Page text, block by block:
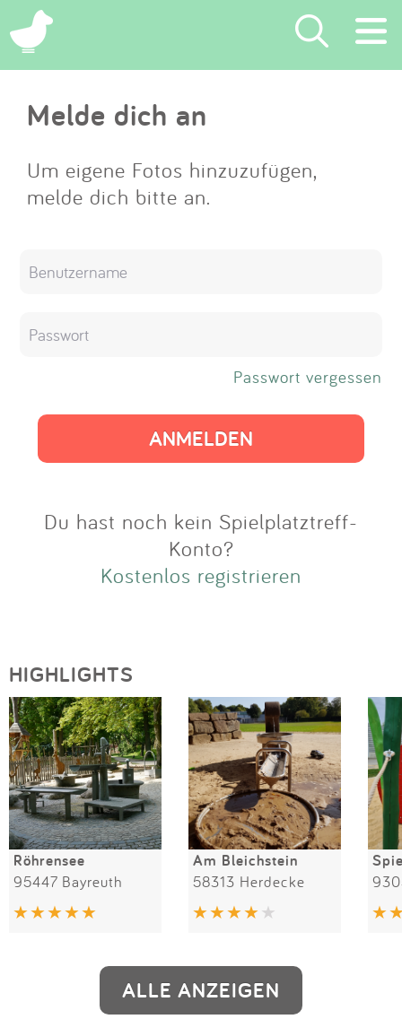
×
Suchen
Eintragen
App
Melde dich an
Um eigene Fotos hinzuzufügen,
melde dich bitte an.
Passwort vergessen
Du hast noch kein Spielplatztreff-
Konto?
Kostenlos registrieren
HIGHLIGHTS
Röhrensee
95447 Bayreuth
Am Bleichstein
58313 Herdecke
ALLE ANZEIGEN